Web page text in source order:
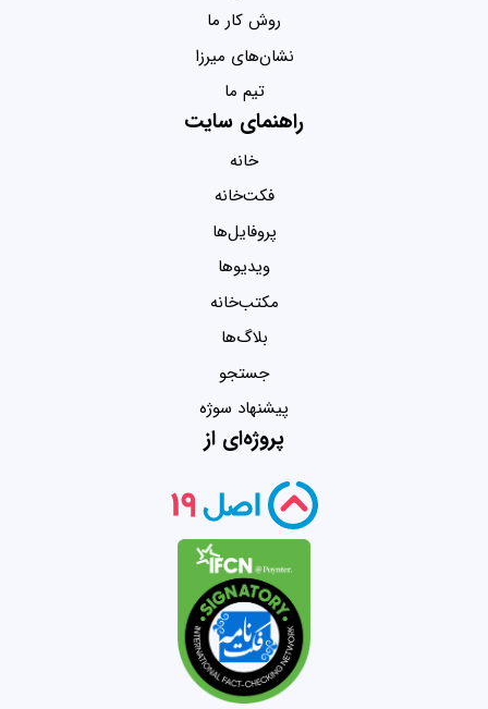
روش کار ما
نشان‌های میرزا
تیم ما
راهنمای سایت
خانه
فکت‌خانه
پروفایل‌ها
ویدیو‌ها
مکتب‌خانه
بلاگ‌ها
جستجو
پیشنهاد سوژه
پروژه‌ای از